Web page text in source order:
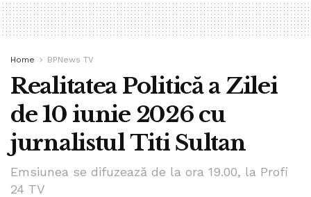
Home BPNews TV
Realitatea Politică a Zilei
de 10 iunie 2026 cu
jurnalistul Titi Sultan
Emsiunea se difuzează de la ora 19.00, la Profi
24 TV